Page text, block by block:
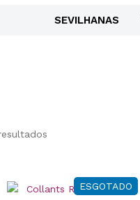
SEVILHANAS
ESGOTADO